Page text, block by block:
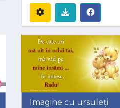
Imagine cu ursuleți